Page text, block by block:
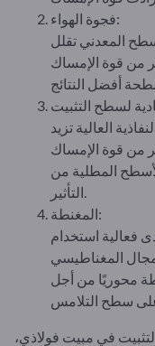
فجوة الهواء:
المعدني تقلل
العالية تزيد
المطلية من
التأثير.
المغنطة:
فعالية استخدام
محوريًا من أجل
في مبيت فولاذي،